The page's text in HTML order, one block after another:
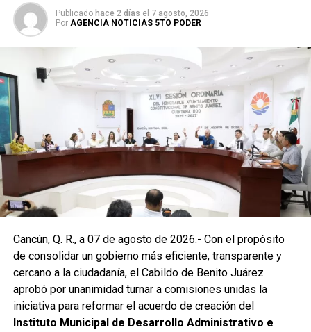
Posteriormente, en la Supermanzana 238, se atendió la
solicitud de vecinos mediante el desazolve de un pozo
pluvial localizado en el cruce de la Calle 53 con Calle 112.
Con apoyo de una máquina perforadora y una unidad
Vactor, se liberó el captador para prevenir
encharcamientos y mejorar el flujo hidráulico, lo que fue
reconocido por la comunidad como una respuesta
oportuna del gobierno municipal.
se reconstruyó la losa de bóveda y se instaló una nueva
rejilla en un pozo dañado por el tránsito de vehículos
pesados. De manera simultánea, se recuperó un espacio
público utilizado como basurero clandestino, del cual se
han retirado aproximadamente 150 toneladas de
escombros, cacharros y desechos vegetales. Se estima
Publicado hace 2 días el 7 agosto, 2026
Por AGENCIA NOTICIAS 5TO PODER
Cancún, Q. R., a 07 de agosto de 2026.- Con el propósito
de consolidar un gobierno más eficiente, transparente y
cercano a la ciudadanía, el Cabildo de Benito Juárez
aprobó por unanimidad turnar a comisiones unidas la
iniciativa para reformar el acuerdo de creación del
Instituto Municipal de Desarrollo Administrativo e